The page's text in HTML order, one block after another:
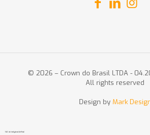
SAC de Inteligência Artificial
© 2026 – Crown do Brasil LTDA -
All rights reserved
Design by Mark